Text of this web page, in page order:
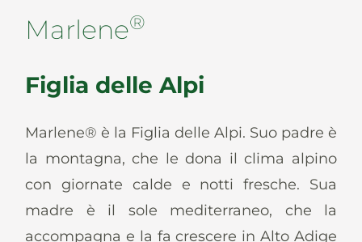
News
It De En Es
Marlene®
Figlia delle Alpi
Marlene® è la Figlia delle Alpi. Suo padre è
la montagna, che le dona il clima alpino
con giornate calde e notti fresche. Sua
madre è il sole mediterraneo, che la
accompagna e la fa crescere in Alto Adige